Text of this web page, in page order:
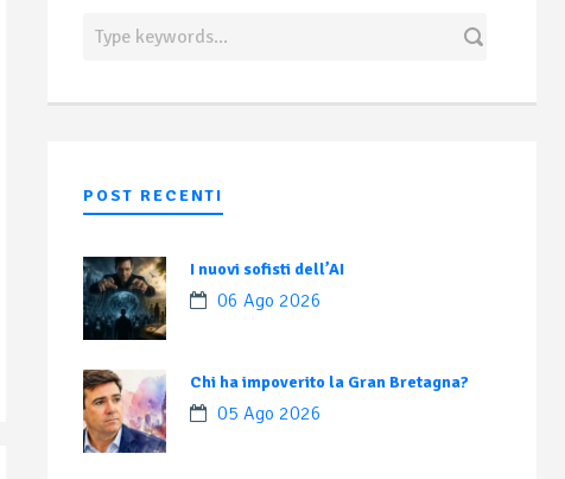
POST RECENTI
I nuovi sofisti dell’AI
06 Ago 2026
Chi ha impoverito la Gran Bretagna?
05 Ago 2026